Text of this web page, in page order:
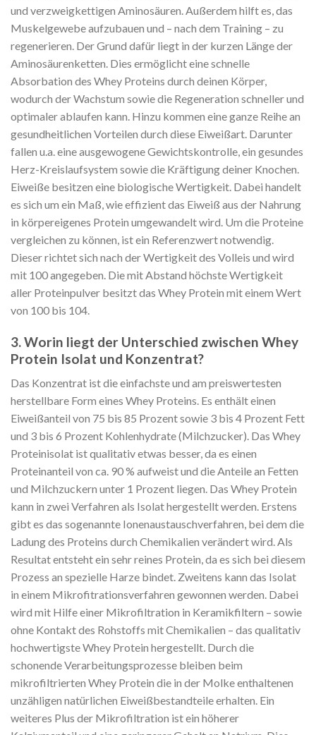
und verzweigkettigen Aminosäuren. Außerdem hilft es, das
Muskelgewebe aufzubauen und – nach dem Training – zu
regenerieren. Der Grund dafür liegt in der kurzen Länge der
Aminosäurenketten. Dies ermöglicht eine schnelle
Absorbation des Whey Proteins durch deinen Körper,
wodurch der Wachstum sowie die Regeneration schneller und
optimaler ablaufen kann. Hinzu kommen eine ganze Reihe an
gesundheitlichen Vorteilen durch diese Eiweißart. Darunter
fallen u.a. eine ausgewogene Gewichtskontrolle, ein gesundes
Herz-Kreislaufsystem sowie die Kräftigung deiner Knochen.
Eiweiße besitzen eine biologische Wertigkeit. Dabei handelt
es sich um ein Maß, wie effizient das Eiweiß aus der Nahrung
in körpereigenes Protein umgewandelt wird. Um die Proteine
vergleichen zu können, ist ein Referenzwert notwendig.
Dieser richtet sich nach der Wertigkeit des Volleis und wird
mit 100 angegeben. Die mit Abstand höchste Wertigkeit
aller Proteinpulver besitzt das Whey Protein mit einem Wert
von 100 bis 104.
3. Worin liegt der Unterschied zwischen Whey
Protein Isolat und Konzentrat?
Das Konzentrat ist die einfachste und am preiswertesten
herstellbare Form eines Whey Proteins. Es enthält einen
Eiweißanteil von 75 bis 85 Prozent sowie 3 bis 4 Prozent Fett
und 3 bis 6 Prozent Kohlenhydrate (Milchzucker). Das Whey
Proteinisolat ist qualitativ etwas besser, da es einen
Proteinanteil von ca. 90 % aufweist und die Anteile an Fetten
und Milchzuckern unter 1 Prozent liegen. Das Whey Protein
kann in zwei Verfahren als Isolat hergestellt werden. Erstens
gibt es das sogenannte Ionenaustauschverfahren, bei dem die
Ladung des Proteins durch Chemikalien verändert wird. Als
Resultat entsteht ein sehr reines Protein, da es sich bei diesem
Prozess an spezielle Harze bindet. Zweitens kann das Isolat
in einem Mikrofitrationsverfahren gewonnen werden. Dabei
wird mit Hilfe einer Mikrofiltration in Keramikfiltern – sowie
ohne Kontakt des Rohstoffs mit Chemikalien – das qualitativ
hochwertigste Whey Protein hergestellt. Durch die
schonende Verarbeitungsprozesse bleiben beim
mikrofiltrierten Whey Protein die in der Molke enthaltenen
unzähligen natürlichen Eiweißbestandteile erhalten. Ein
weiteres Plus der Mikrofiltration ist ein höherer